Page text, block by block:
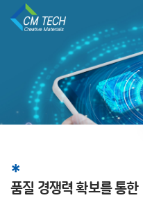
품질 경쟁력 확보를 통한